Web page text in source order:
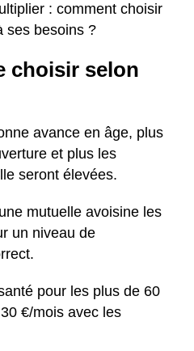
: comment choisir
ses besoins ?
choisir selon
avance en âge, plus
et plus les
seront élevées.
mutuelle avoisine les
un niveau de
pour les plus de 60
€/mois avec les